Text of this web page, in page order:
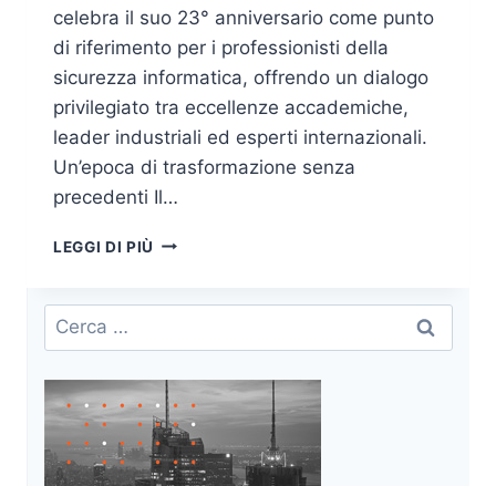
celebra il suo 23° anniversario come punto
di riferimento per i professionisti della
sicurezza informatica, offrendo un dialogo
privilegiato tra eccellenze accademiche,
leader industriali ed esperti internazionali.
Un’epoca di trasformazione senza
precedenti Il…
LEGGI DI PIÙ CYBERSECURITY
FORUM
SECURITY
TRACCIA
LA
ROTTA
VERSO
IL
Ricerca
per: